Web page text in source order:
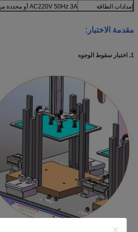
إمدادات الطاقة
AC220V 50Hz 3A أو محددة من قبل المستخدم
مقدمة الاختبار:
1. اختبار سقوط الوجوه